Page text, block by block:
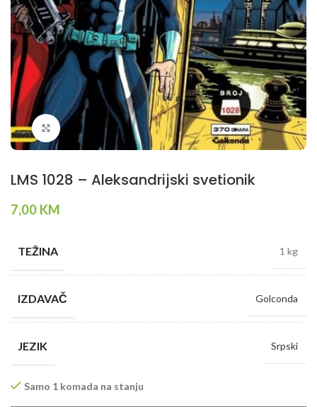
Klikni da povečaš
LMS 1028 – Aleksandrijski svetionik
7,00 KM
TEŽINA 1 kg
IZDAVAČ Golconda
JEZIK Srpski
Samo 1 komada na stanju